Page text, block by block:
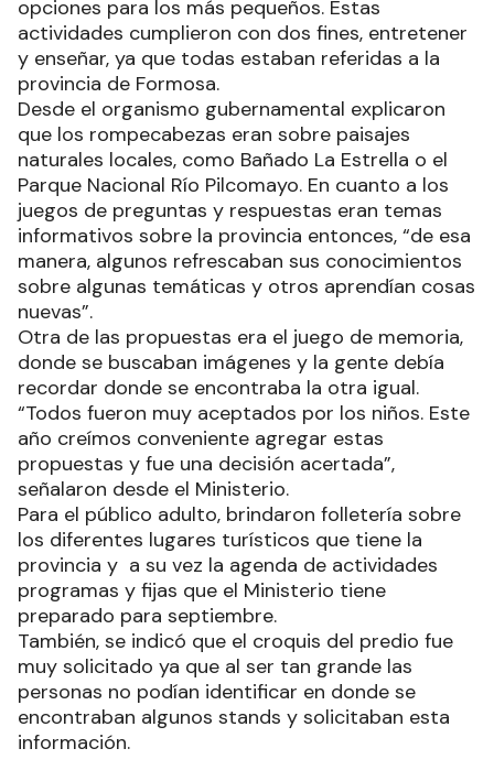
opciones para los más pequeños. Estas
actividades cumplieron con dos fines, entretener
y enseñar, ya que todas estaban referidas a la
provincia de Formosa.
Desde el organismo gubernamental explicaron
que los rompecabezas eran sobre paisajes
naturales locales, como Bañado La Estrella o el
Parque Nacional Río Pilcomayo. En cuanto a los
juegos de preguntas y respuestas eran temas
informativos sobre la provincia entonces, “de esa
manera, algunos refrescaban sus conocimientos
sobre algunas temáticas y otros aprendían cosas
nuevas”.
Otra de las propuestas era el juego de memoria,
donde se buscaban imágenes y la gente debía
recordar donde se encontraba la otra igual.
“Todos fueron muy aceptados por los niños. Este
año creímos conveniente agregar estas
propuestas y fue una decisión acertada”,
señalaron desde el Ministerio.
Para el público adulto, brindaron folletería sobre
los diferentes lugares turísticos que tiene la
provincia y a su vez la agenda de actividades
programas y fijas que el Ministerio tiene
preparado para septiembre.
También, se indicó que el croquis del predio fue
muy solicitado ya que al ser tan grande las
personas no podían identificar en donde se
encontraban algunos stands y solicitaban esta
información.